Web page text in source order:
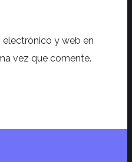
electrónico y web en
vez que comente.